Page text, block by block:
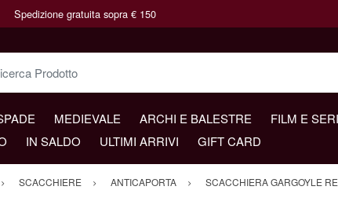
Spedizione gratuita sopra € 150
Prodotto
MEDIEVALE ARCHI E BALESTRE FILM E
IN SALDO ULTIMI ARRIVI GIFT CARD
SCACCHIERE ANTICAPORTA SCACCHIERA GARGOYLE